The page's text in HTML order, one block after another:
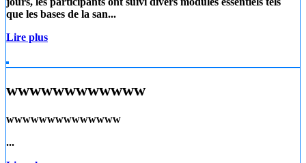
que les bases de la san...
Lire plus
wwwwwwwwwwww
wwwwwwwwwwwwww
...